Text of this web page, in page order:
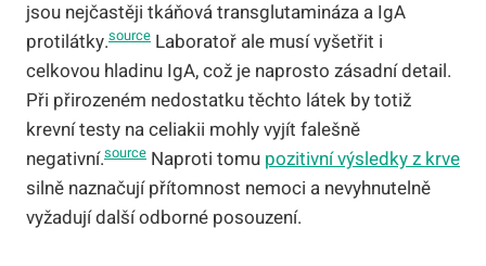
jsou nejčastěji tkáňová transglutamináza a IgA
protilátky.source Laboratoř ale musí vyšetřit i
celkovou hladinu IgA, což je naprosto zásadní detail.
Při přirozeném nedostatku těchto látek by totiž
krevní testy na celiakii mohly vyjít falešně
negativní.source Naproti tomu pozitivní výsledky z krve
silně naznačují přítomnost nemoci a nevyhnutelně
vyžadují další odborné posouzení.